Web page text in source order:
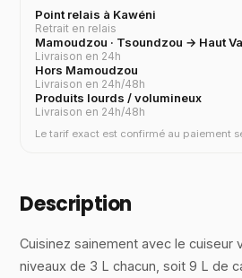
Point relais à Kawéni
Retrait en relais
Mamoudzou · Tsoundzou → Haut
Livraison en 24h
Hors Mamoudzou
Livraison en 24h/48h
Produits lourds / volumineux
Livraison en 24h/48h
Le tarif exact est confirmé au paiement
Description
Cuisinez sainement avec le cuiseur
niveaux de 3 L chacun, soit 9 L de